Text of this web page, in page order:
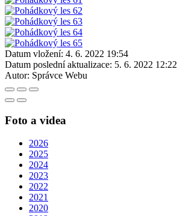
Datum vložení: 4. 6. 2022 19:54
Datum poslední aktualizace: 5. 6. 2022 12:22
Autor: Správce Webu
Foto a videa
2026
2025
2024
2023
2022
2021
2020